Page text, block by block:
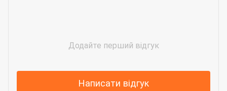
Додайте перший відгук
Написати відгук